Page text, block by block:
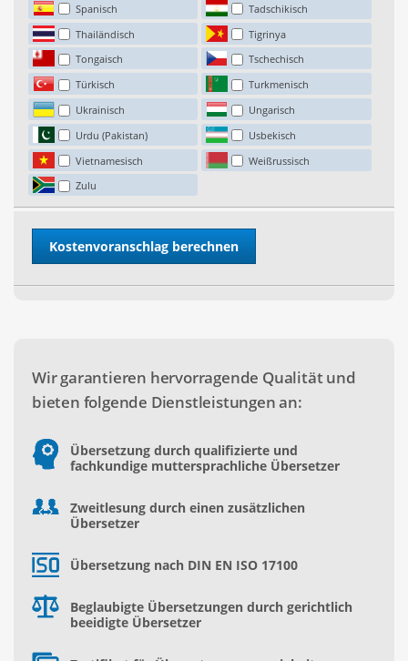
Spanisch
Tadschikisch
Thailändisch
Tigrinya
Tongaisch
Tschechisch
Türkisch
Turkmenisch
Ukrainisch
Ungarisch
Urdu (Pakistan)
Usbekisch
Vietnamesisch
Weißrussisch
Zulu
Wir garantieren hervorragende Qualität und
bieten folgende Dienstleistungen an:
Übersetzung durch qualifizierte und
fachkundige muttersprachliche Übersetzer
Zweitlesung durch einen zusätzlichen
Übersetzer
Übersetzung nach DIN EN ISO 17100
Beglaubigte Übersetzungen durch gerichtlich
beeidigte Übersetzer